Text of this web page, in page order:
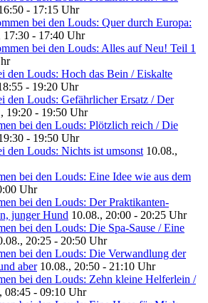
- 17:15 Uhr
bei den Louds: Quer durch Europa:
17:30 - 17:40 Uhr
bei den Louds: Alles auf Neu! Teil 1
den Louds: Hoch das Bein / Eiskalte
- 19:20 Uhr
den Louds: Gefährlicher Ersatz / Der
19:20 - 19:50 Uhr
bei den Louds: Plötzlich reich / Die
- 19:50 Uhr
den Louds: Nichts ist umsonst 10.08.,
bei den Louds: Eine Idee wie aus dem
Uhr
bei den Louds: Der Praktikanten-
junger Hund 10.08., 20:00 - 20:25 Uhr
bei den Louds: Die Spa-Sause / Eine
20:25 - 20:50 Uhr
bei den Louds: Die Verwandlung der
aber 10.08., 20:50 - 21:10 Uhr
bei den Louds: Zehn kleine Helferlein /
08:45 - 09:10 Uhr